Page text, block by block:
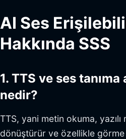
AI Ses
Hakkında SSS
1. TTS ve ses
nedir?
TTS, yani metin okuma,
dönüştürür ve özellikle görme